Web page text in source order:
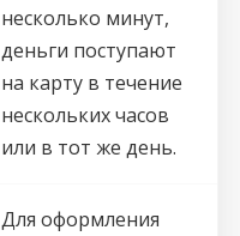
несколько минут,
деньги поступают
на карту в течение
нескольких часов
или в тот же день.
Для оформления